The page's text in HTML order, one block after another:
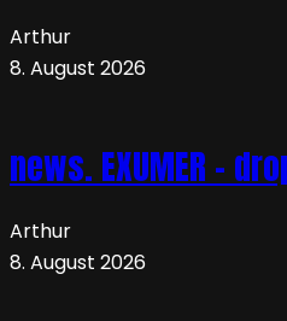
Arthur
8. August 2026
news. EXUMER –
Arthur
8. August 2026